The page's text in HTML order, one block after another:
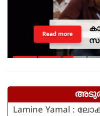
Read more
Lamine Yamal :